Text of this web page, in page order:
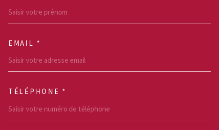
EMAIL *
TÉLÉPHONE *